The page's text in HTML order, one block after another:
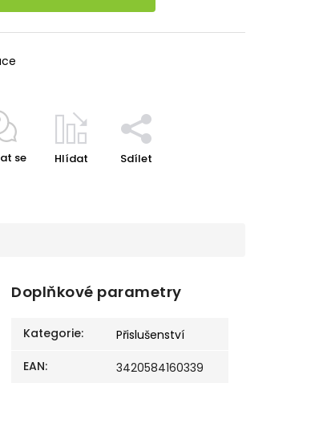
se Hlídat Sdílet
Doplňkové parametry
Kategorie:
Přislušenství
EAN: 3420584160339